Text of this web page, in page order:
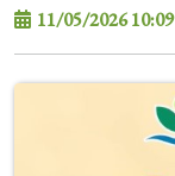
11/05/2026 10:09